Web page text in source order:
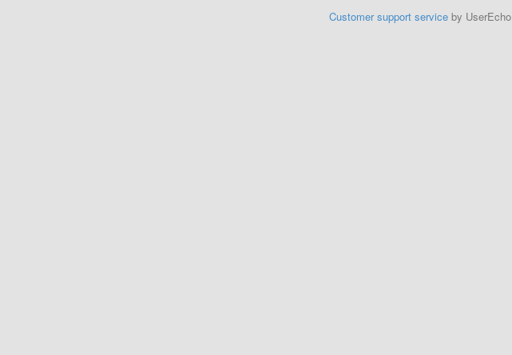
Customer support serviceby UserEcho